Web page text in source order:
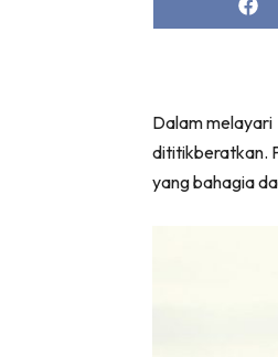
on
Dalam
dititikberatkan.
yang bahagia